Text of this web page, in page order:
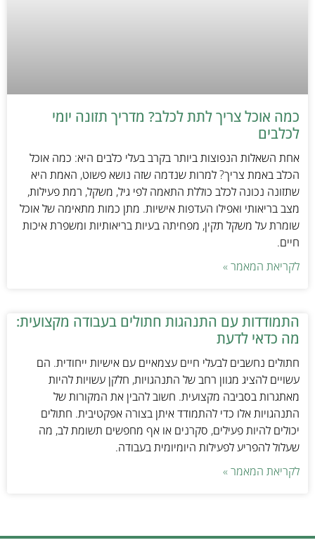
כמה אוכל צריך לתת לכלב? מדריך תזונה יומי
לכלבים
אחת השאלות הנפוצות ביותר בקרב בעלי כלבים היא: כמה אוכל
הכלב באמת צריך? למרות שנדמה שזה נושא פשוט, האמת היא
שתזונה נכונה לכלב כוללת התאמה לפי גיל, משקל, רמת פעילות,
מצב בריאותי ואפילו העדפות אישיות. מתן כמות מתאימה של אוכל
שומרת על משקל תקין, מפחיתה בעיות בריאותיות ומשפרת איכות
חיים.
לקריאת המאמר »
התמודדות עם התנהגות חתולים בעבודה מקצועית:
מה כדאי לדעת
חתולים נחשבים לבעלי חיים עצמאיים עם אישיות ייחודית. הם
עשויים להציג מגוון רחב של התנהגויות, חלקן עשויות להיות
מאתגרות בסביבה מקצועית. חשוב להבין את המקורות של
התנהגויות אלו כדי להתמודד איתן בצורה אפקטיבית. חתולים
יכולים להיות פעילים, סקרנים או אף מחפשים תשומת לב, מה
שעלול להפריע לפעילות היומיומית בעבודה.
לקריאת המאמר »